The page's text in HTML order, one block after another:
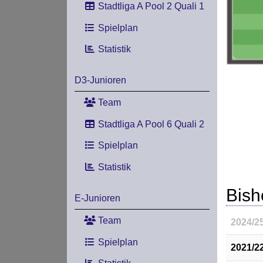
Stadtliga A Pool 2 Quali 1
Spielplan
Statistik
D3-Junioren
Team
Stadtliga A Pool 6 Quali 2
Spielplan
Statistik
E-Junioren
Team
Spielplan
2024/
2021/